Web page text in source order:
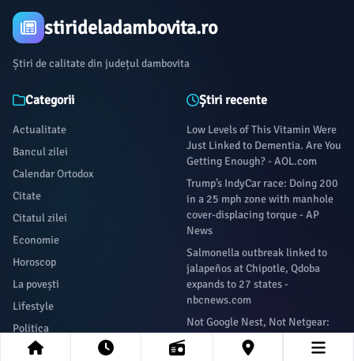
stirideladambovita.ro
Știri de calitate din județul dambovita
Categorii
Actualitate
Bancul zilei
Calendar Ortodox
Citate
Citatul zilei
Economie
Horoscop
La povești
Lifestyle
Politica
Sanatate
Știri recente
Low Levels of This Vitamin Were
Just Linked to Dementia. Are You
Getting Enough? - AOL.com
Trump’s IndyCar race: Doing 200
in a 25 mph zone with manhole
cover-displacing torque - AP
News
Salmonella outbreak linked to
jalapeños at Chipotle, Qdoba
expands to 27 states -
nbcnews.com
Not Google Nest, Not Netgear:
This Is Amazon's Best-Selling
Mesh Wi-Fi System - bgr.com